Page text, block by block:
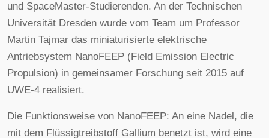
und SpaceMaster-Studierenden. An der Technischen
Universität Dresden wurde vom Team um Professor
Martin Tajmar das miniaturisierte elektrische
Antriebsystem NanoFEEP (Field Emission Electric
Propulsion) in gemeinsamer Forschung seit 2015 auf
UWE-4 realisiert.
Die Funktionsweise von NanoFEEP: An eine Nadel, die
mit dem Flüssigtreibstoff Gallium benetzt ist, wird eine